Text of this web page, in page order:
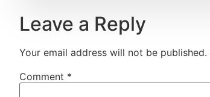
Leave a Reply
Your email address will not be published.
Comment *